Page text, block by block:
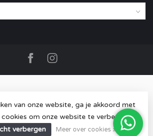
MOOD store- Powered byLightspeed-
designby Dyvelopment
van onze website, ga je akkoord met
om onze website te verbeteren.
verbergen
Meer over cookies »